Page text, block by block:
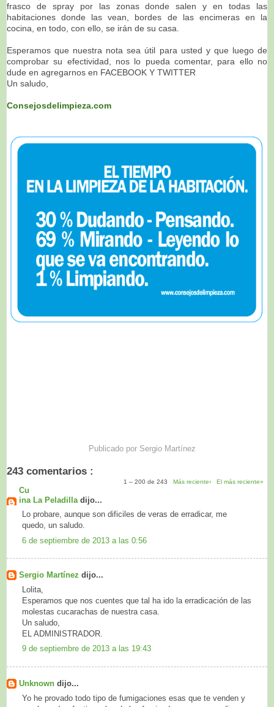
frasco de spray por las zonas donde salen y en todas las
habitaciones donde las vean, bordes de las encimeras en la
cocina, en todo, con ello, se irán de su casa.
Esperamos que nuestra nota sea útil para usted y que luego de
comprobar su efectividad, nos lo pueda comentar, para ello no
dude en agregarnos en FACEBOOK Y TWITTER
Un saludo,
Consejosdelimpieza.com
Publicado por Sergio Martínez
243 comentarios :
1 – 200 de 243 Más reciente› El más reciente»
Cu
ina La Peladilla dijo...
Lo probare, aunque son dificiles de veras de erradicar, me
quedo, un saludo.
6 de septiembre de 2013 a las 0:56
Sergio Martínez dijo...
Lolita,
Esperamos que nos cuentes que tal ha ido la erradicación de las
molestas cucarachas de nuestra casa.
Un saludo,
EL ADMINISTRADOR.
9 de septiembre de 2013 a las 19:43
Unknown dijo...
Yo he provado todo tipo de fumigaciones esas que te venden y